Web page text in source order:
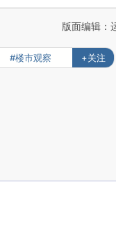
版面编辑：
#楼市观察 +关注